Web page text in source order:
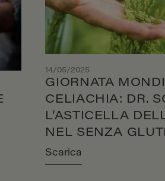
14/05/2025
GIORNATA
CELIACHIA: DR.
L’ASTICELLA
NEL SENZA
Scarica